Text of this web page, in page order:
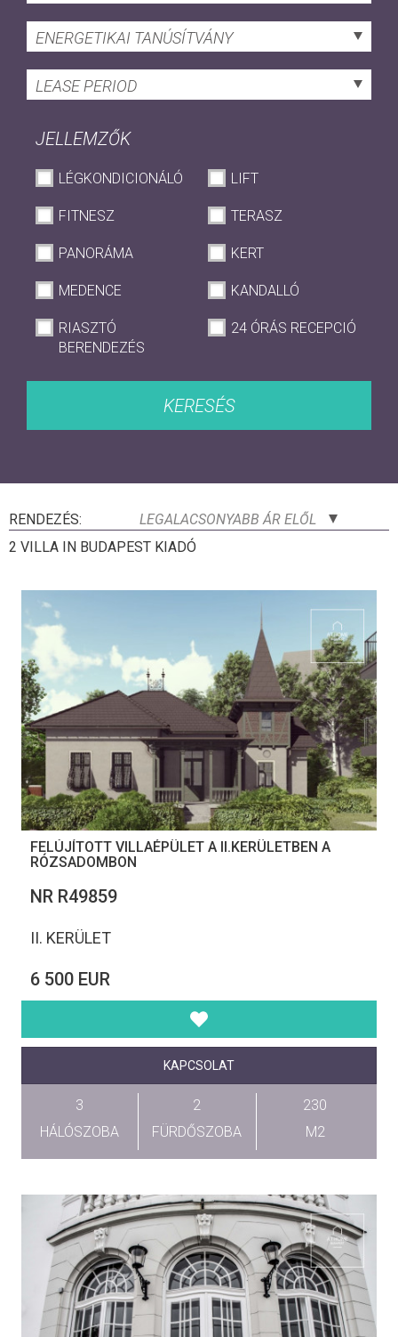
ENERGETIKAI TANÚSÍTVÁNY
LEASE PERIOD
JELLEMZŐK
LÉGKONDICIONÁLÓ LIFT
FITNESZ TERASZ
PANORÁMA KERT
MEDENCE KANDALLÓ
RIASZTÓ
BERENDEZÉS
24 ÓRÁS RECEPCIÓ
KERESÉS
RENDEZÉS:
LEGALACSONYABB ÁR ELŐL
2 VILLA IN BUDAPEST KIADÓ
FELÚJÍTOTT VILLAÉPÜLET A II.KERÜLETBEN A
RÓZSADOMBON
NR R49859
II. KERÜLET
6 500 EUR
KAPCSOLAT
3
HÁLÓSZOBA
2
FÜRDŐSZOBA
230
M2